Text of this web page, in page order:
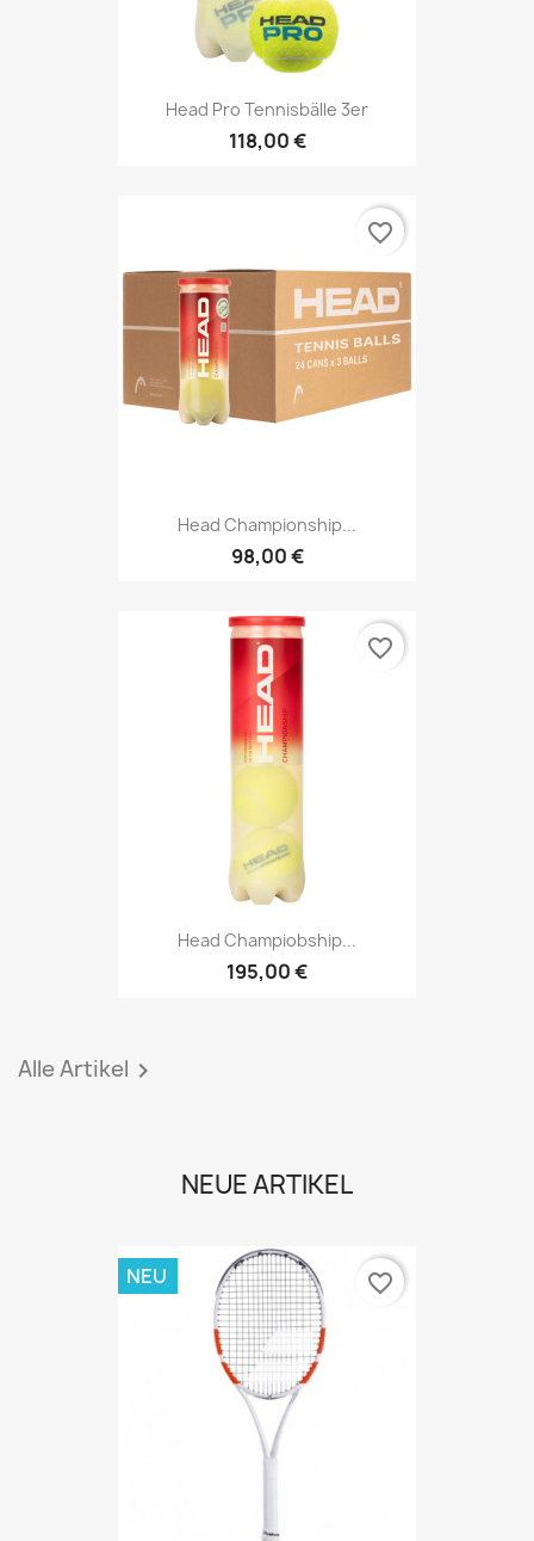
Head Pro Tennisbälle 3er
118,00 €
Head Championship...
98,00 €
favorite_border
Head Champiobship...
195,00 €
favorite_border
Alle Artikel 
NEUE ARTIKEL
NEU favorite_border